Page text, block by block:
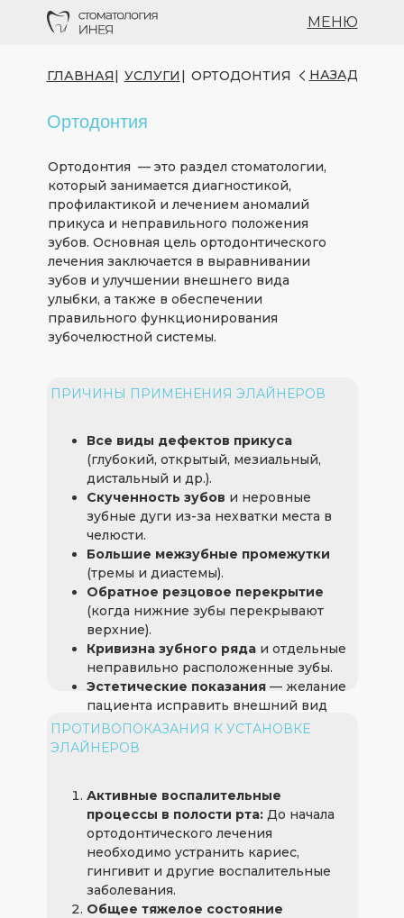
+ 7 (923) 376 44 88
МЕНЮ
ГЛАВНАЯ УСЛУГИ ОРТОДОНТИЯ НАЗАД
| |
ПРИЧИНЫ ПРИМЕНЕНИЯ ЭЛАЙНЕРОВ
Все виды дефектов прикуса
(глубокий, открытый, мезиальный,
дистальный и др.).
Скученность зубов и неровные
зубные дуги из-за нехватки места в
челюсти.
Большие межзубные промежутки
(тремы и диастемы).
Обратное резцовое перекрытие
(когда нижние зубы перекрывают
верхние).
Кривизна зубного рядаи отдельные
неправильно расположенные зубы.
Эстетические показания— желание
пациента исправить внешний вид
улыбки без использования брекетов.
ПРОТИВОПОКАЗАНИЯ К УСТАНОВКЕ
ЭЛАЙНЕРОВ
Активные воспалительные
процессы в полости рта:До начала
ортодонтического лечения
необходимо устранить кариес,
гингивит и другие воспалительные
заболевания.
Общее тяжелое состояние
Ортодонтия — это раздел стоматологии,
который занимается диагностикой,
профилактикой и лечением аномалий
прикуса и неправильного положения
зубов. Основная цель ортодонтического
лечения заключается в выравнивании
зубов и улучшении внешнего вида
улыбки, а также в обеспечении
правильного функционирования
зубочелюстной системы.
Ортодонтия